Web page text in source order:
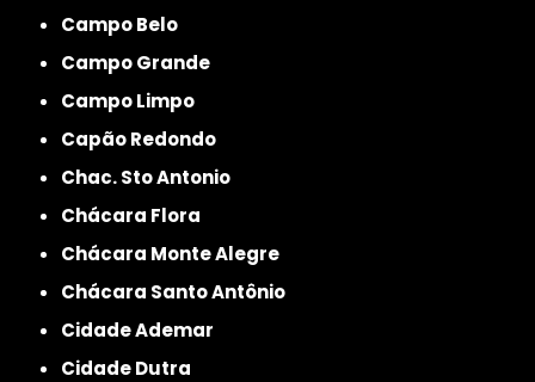
Campo Belo
Campo Grande
Campo Limpo
Capão Redondo
Chac. Sto Antonio
Chácara Flora
Chácara Monte Alegre
Chácara Santo Antônio
Cidade Ademar
Cidade Dutra